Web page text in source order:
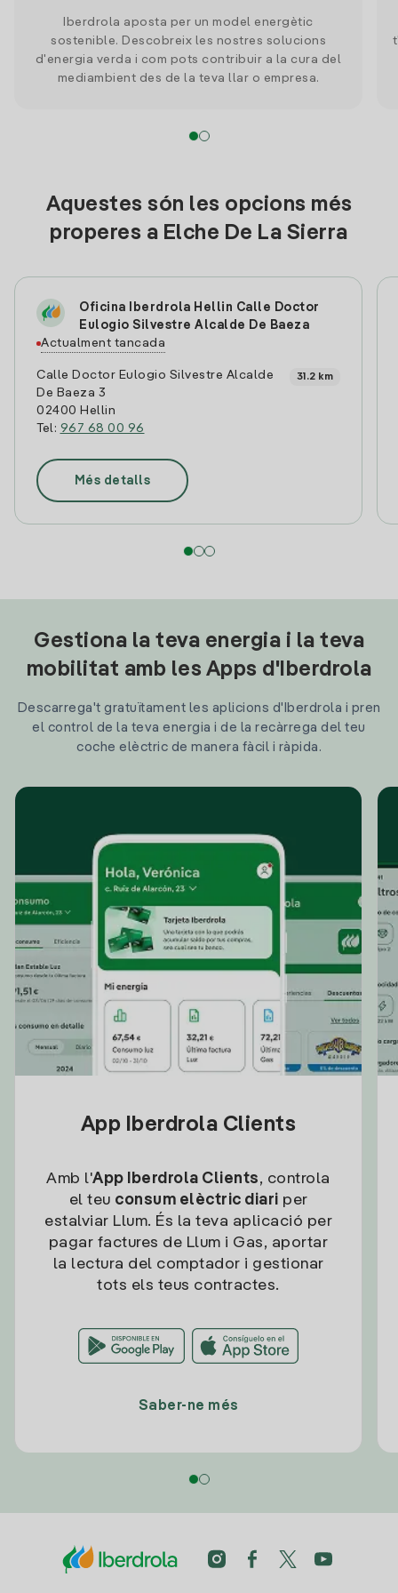
Iberdrola aposta per un model energètic
sostenible. Descobreix les nostres solucions
d'energia verda i com pots contribuir a la cura del
mediambient des de la teva llar o empresa.
Aquestes són les opcions més
properes a Elche De La Sierra
Oficina Iberdrola Hellin Calle Doctor
Eulogio Silvestre Alcalde De Baeza
Actualment tancada
Calle Doctor Eulogio Silvestre Alcalde
De Baeza 3
02400 Hellin
Tel: 967 68 00 96
31.2 km
Més detalls
Gestiona la teva energia i la teva
mobilitat amb les Apps d'Iberdrola
Descarrega't gratuïtament les aplicions d'Iberdrola i pren
el control de la teva energia i de la recàrrega del teu
coche elèctric de manera fàcil i ràpida.
App Iberdrola Clients
Amb l'App Iberdrola Clients, controla
el teu consum elèctric diari per
estalviar Llum. És la teva aplicació per
pagar factures de Llum i Gas, aportar
la lectura del comptador i gestionar
tots els teus contractes.
Saber-ne més